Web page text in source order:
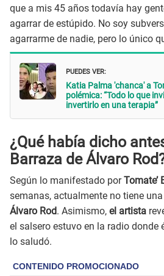
que a mis 45 años todavía hay
agarrar de estúpido. No soy
agarrarme de nadie, pero lo único
PUEDES VER:
Katia Palma 'chanca' a
polémica: “Todo lo que
invertirlo en una terapia”
¿Qué había dicho
Barraza de Álvaro
Según lo manifestado porTomate’
semanas, actualmente no tiene
Álvaro Rod. Asimismo, el artista
el salsero estuvo en la radio donde
lo saludó.